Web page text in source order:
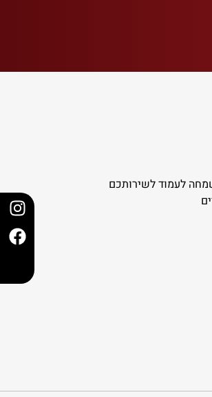
לעמוד לשירותכם